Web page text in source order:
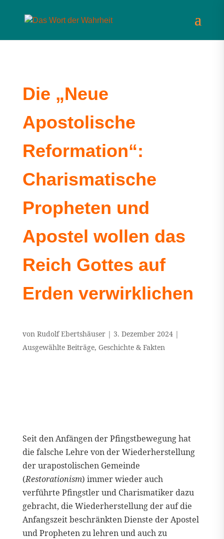
Die „Neue
Apostolische
Reformation“:
Charismatische
Propheten und
Apostel wollen das
Reich Gottes auf
Erden verwirklichen
von Rudolf Ebertshäuser| 3. Dezember 2024|
Ausgewählte Beiträge, Geschichte & Fakten
Seit den Anfängen der Pfingstbewegung hat
die falsche Lehre von der Wiederherstellung
der urapostolischen Gemeinde
(Restorationism) immer wieder auch
verführte Pfingstler und Charismatiker dazu
gebracht, die Wiederherstellung der auf die
Anfangszeit beschränkten Dienste der Apostel
und Propheten zu lehren und auch zu